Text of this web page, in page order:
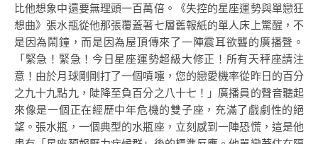
比他想象中還要無理頭一百萬倍。《失控的星座運勢與單戀狂
想曲》張水瓶從他那張覆蓋著七層舊報紙的單人床上驚醒，不
是因為鬧鐘，而是因為屋頂傳來了一陣震耳欲聾的廣播聲。
「緊急！緊急！今日星座運勢超級大修正！所有天秤座請注
意！由於月球剛剛打了一個噴嚏，您的戀愛機率從昨日的百分
之九十九點九，陡降至負百分之八十七！」廣播員的聲音聽起
來像是一個正在經歷中年危機的雙子座，充滿了戲劇性的絕
望。張水瓶，一個典型的水瓶座，立刻感到一陣恐慌，這是他